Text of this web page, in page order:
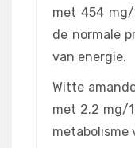
met 454
de normale
van energie.
Witte
met 2.2 mg/
metabolisme